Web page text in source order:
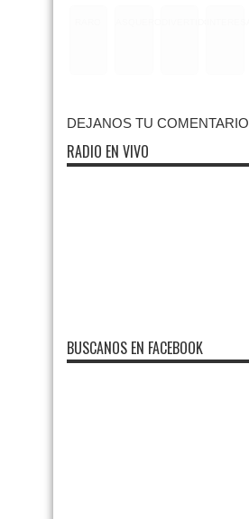
DEJANOS TU COMENTARIO
RADIO EN VIVO
BUSCANOS EN FACEBOOK